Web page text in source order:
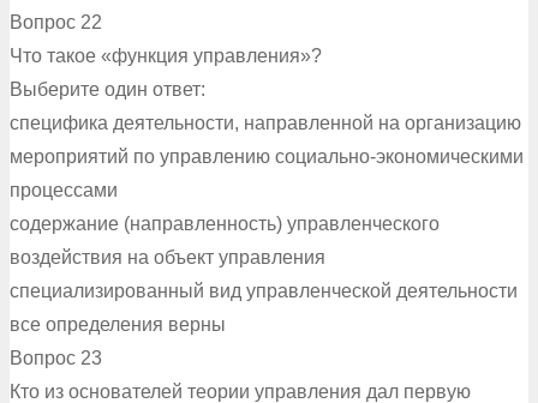
Вопрос 22
Что такое «функция управления»?
Выберите один ответ:
специфика деятельности, направленной на организацию
мероприятий по управлению социально-экономическими
процессами
содержание (направленность) управленческого
воздействия на объект управления
специализированный вид управленческой деятельности
все определения верны
Вопрос 23
Кто из основателей теории управления дал первую